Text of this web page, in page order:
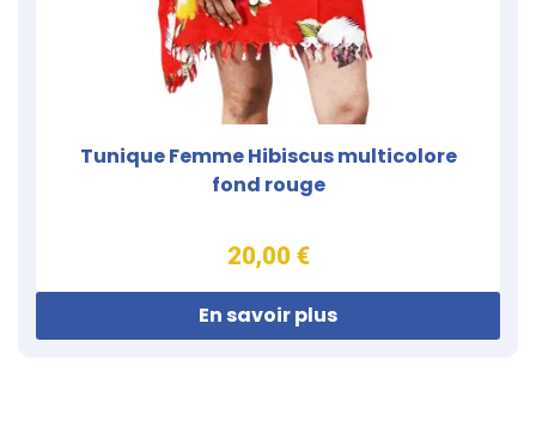
Tunique Femme Hibiscus multicolore
fond rouge
20,00 €
En savoir plus